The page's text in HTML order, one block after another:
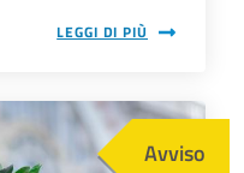
LEGGI DI PIÙ
Avviso